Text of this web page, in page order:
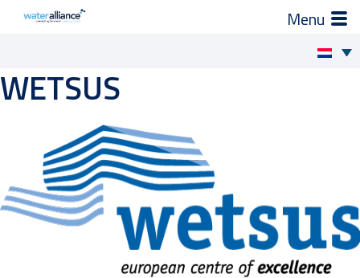
×
Zo helpen wij je
Projecten en progamma’s
Expertgroepen
Brancheorganisatie
Activiteiten
Skip
to
WETSUS